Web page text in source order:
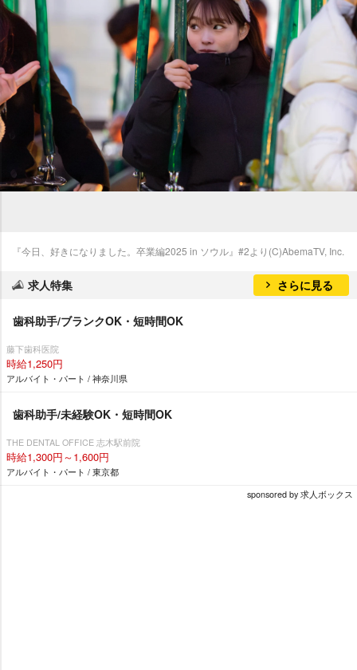
『今日、好きになりました。卒業編2025 in ソウル』#2より(C)AbemaTV, Inc.
求人特集 さらに見る
歯科助手/ブランクOK・短時間OK
藤下歯科医院
時給1,250円
アルバイト・パート / 神奈川県
歯科助手/未経験OK・短時間OK
THE DENTAL OFFICE 志木駅前院
時給1,300円～1,600円
アルバイト・パート / 東京都
sponsored by 求人ボックス